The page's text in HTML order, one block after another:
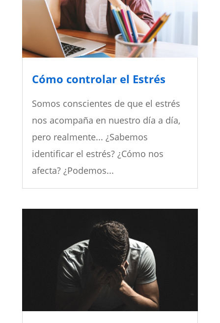
Cómo controlar el Estrés
Somos conscientes de que el estrés
nos acompaña en nuestro día a día,
pero realmente... ¿Sabemos
identificar el estrés? ¿Cómo nos
afecta? ¿Podemos...